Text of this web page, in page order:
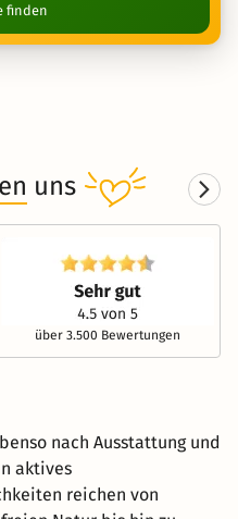
finden
uns
über 3.500 Bewertungen
nach Ausstattung und
aktives
reichen von